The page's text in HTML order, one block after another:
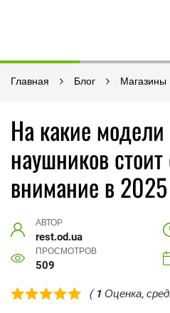
Главная Блог Магазины
На какие
наушников стоит
внимание в
АВТОР
rest.od.ua
ПРОСМОТРОВ
509
( 1 Оценка,